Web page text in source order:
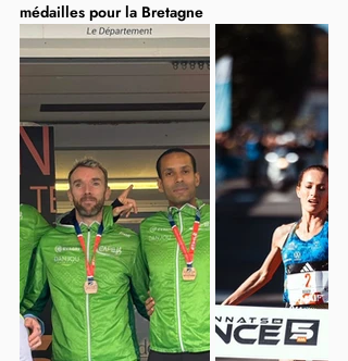
médailles pour la Bretagne